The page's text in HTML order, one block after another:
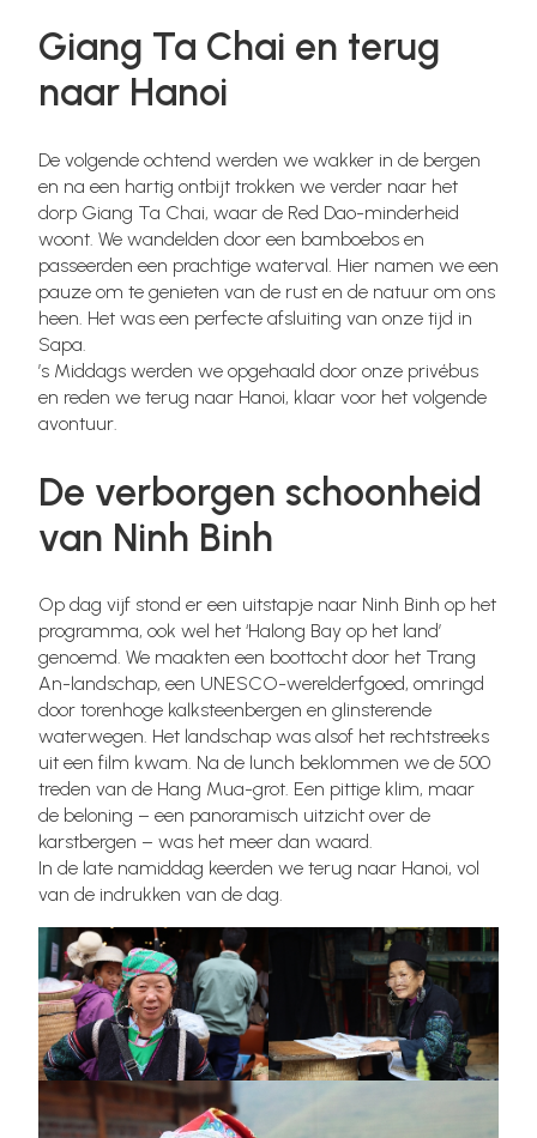
Giang Ta Chai en terug
naar Hanoi
De volgende ochtend werden we wakker in de bergen
en na een hartig ontbijt trokken we verder naar het
dorp Giang Ta Chai, waar de Red Dao-minderheid
woont. We wandelden door een bamboebos en
passeerden een prachtige waterval. Hier namen we een
pauze om te genieten van de rust en de natuur om ons
heen. Het was een perfecte afsluiting van onze tijd in
Sapa.
’s Middags werden we opgehaald door onze privébus
en reden we terug naar Hanoi, klaar voor het volgende
avontuur.
De verborgen schoonheid
van Ninh Binh
Op dag vijf stond er een uitstapje naar Ninh Binh op het
programma, ook wel het ‘Halong Bay op het land’
genoemd. We maakten een boottocht door het Trang
An-landschap, een UNESCO-werelderfgoed, omringd
door torenhoge kalksteenbergen en glinsterende
waterwegen. Het landschap was alsof het rechtstreeks
uit een film kwam. Na de lunch beklommen we de 500
treden van de Hang Mua-grot. Een pittige klim, maar
de beloning – een panoramisch uitzicht over de
karstbergen – was het meer dan waard.
In de late namiddag keerden we terug naar Hanoi, vol
van de indrukken van de dag.